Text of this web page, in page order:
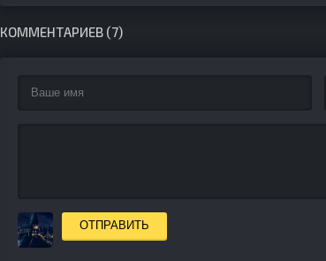
КОММЕНТАРИЕВ (7)
ОТПРАВИТЬ